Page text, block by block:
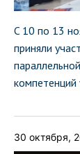
C 10 по 13
приняли
компетенций
30 октября,